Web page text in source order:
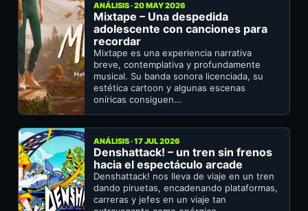
ANÁLISIS · 20 MAY 2026
Mixtape – Una despedida
adolescente con canciones para
recordar
Mixtape es una experiencia narrativa
breve, contemplativa y profundamente
musical. Su banda sonora licenciada, su
estética cartoon y algunas escenas
oníricas consiguen…
ANÁLISIS · 17 JUL 2026
Denshattack! – un tren sin frenos
hacia el espectáculo arcade
Denshattack! nos lleva de viaje en un tren
dando piruetas, encadenando plataformas,
carreras y jefes en un viaje tan